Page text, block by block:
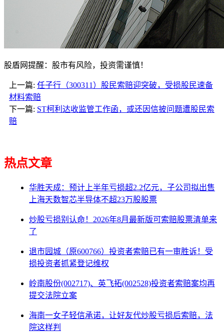
股盾网提醒：股市有风险，投资需谨慎！
上一篇: 任子行（300311）股民索赔迎突破，受损股民速备
材料索赔
下一篇: ST柯利达收监管工作函，或还因信披问题遭股民索
赔
热点文章
华胜天成：预计上半年亏损超2.2亿元，子公司拟出售
上海天数智芯半导体不超23万股股票
炒股亏损别认命！2026年8月最新版可索赔股票清单来
了
退市园城（原600766）投资者索赔已有一审胜诉！受
损投资者抓紧登记维权
岭南股份(002717)、英飞拓(002528)投资者索赔案均再
提交法院立案
海南一女子轻信承诺，让好友代炒股亏损后索赔，法
院这样判